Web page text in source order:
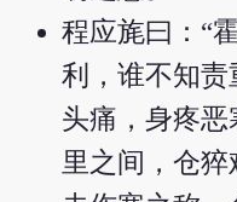
程应旄曰：“
利，谁不知
头痛，身疼
里之间，仓